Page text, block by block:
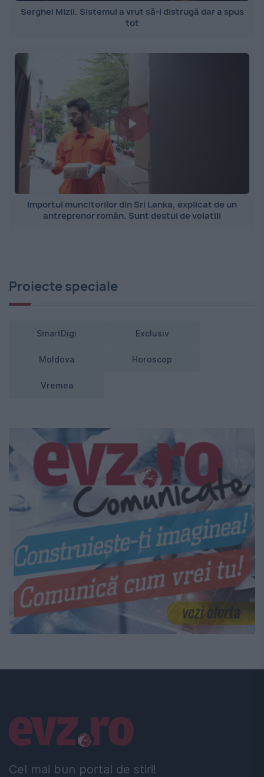
Serghei Mizil. Sistemul a vrut să-l distrugă dar a spus
tot
Importul muncitorilor din Sri Lanka, explicat de un
antreprenor român. Sunt destul de volatili
Proiecte speciale
SmartDigi Exclusiv
Moldova Horoscop
Vremea
Cel mai bun portal de stiri!
Linkuri utile